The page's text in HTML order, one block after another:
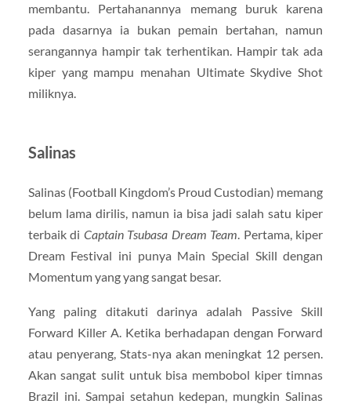
membantu. Pertahanannya memang buruk karena
pada dasarnya ia bukan pemain bertahan, namun
serangannya hampir tak terhentikan. Hampir tak ada
kiper yang mampu menahan Ultimate Skydive Shot
miliknya.
Salinas
Salinas (Football Kingdom’s Proud Custodian) memang
belum lama dirilis, namun ia bisa jadi salah satu kiper
terbaik di Captain Tsubasa Dream Team. Pertama, kiper
Dream Festival ini punya Main Special Skill dengan
Momentum yang yang sangat besar.
Yang paling ditakuti darinya adalah Passive Skill
Forward Killer A. Ketika berhadapan dengan Forward
atau penyerang, Stats-nya akan meningkat 12 persen.
Akan sangat sulit untuk bisa membobol kiper timnas
Brazil ini. Sampai setahun kedepan, mungkin Salinas